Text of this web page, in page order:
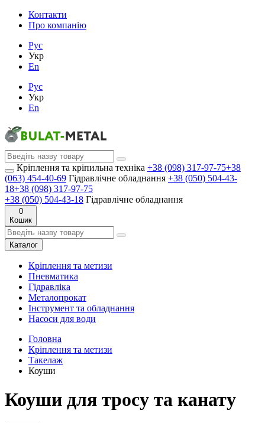
Контакти
Про компанію
Рус
Укр
En
Рус
Укр
En
Кріплення та кріпильна техніка +38 (098) 317-97-75+38
(063) 454-40-69 Гідравлічне обладнання +38 (050) 504-43-
18+38 (098) 317-97-75
+38 (050) 504-43-18 Гідравлічне обладнання
0
Кошик
Каталог
Кріплення та метизи
Пневматика
Гідравліка
Металопрокат
Інструмент та обладнання
Насоси для води
Головна
Кріплення та метизи
Такелаж
Коуши
Коуши для тросу та канату